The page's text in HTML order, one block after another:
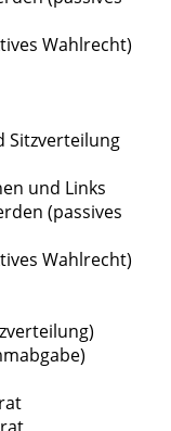
Wahlrecht)
Sitzverteilung
und Links
(passives
Wahlrecht)